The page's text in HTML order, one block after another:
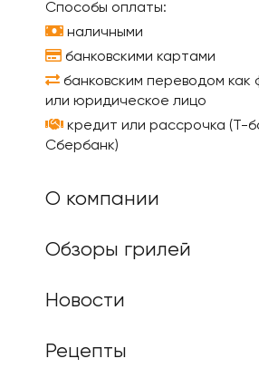
Способы оплаты:
наличными
банковскими картами
банковским переводом как
или юридическое лицо
кредит или рассрочка (Т-
Сбербанк)
О компании
Обзоры грилей
Новости
Рецепты